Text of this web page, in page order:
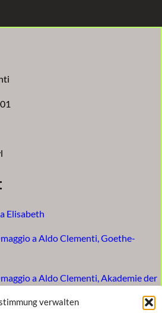
verwalten
Elisabeth
a Aldo Clementi, Goethe-
a Aldo Clementi, Akademie der